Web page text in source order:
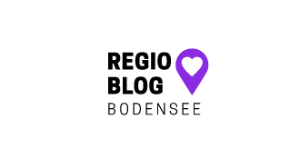
Hauptnavigation